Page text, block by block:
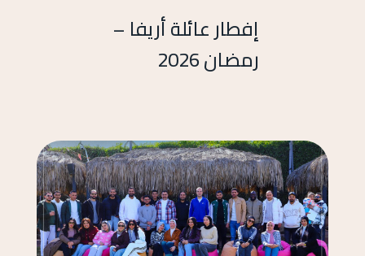
إفطار عائلة أريفا –
رمضان 2026